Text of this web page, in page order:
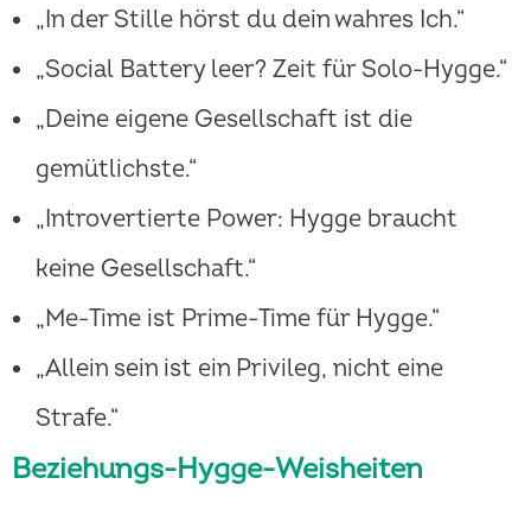
„In der Stille hörst du dein wahres Ich.“
„Social Battery leer? Zeit für Solo-Hygge.“
„Deine eigene Gesellschaft ist die
gemütlichste.“
„Introvertierte Power: Hygge braucht
keine Gesellschaft.“
„Me-Time ist Prime-Time für Hygge.“
„Allein sein ist ein Privileg, nicht eine
Strafe.“
Beziehungs-Hygge-Weisheiten